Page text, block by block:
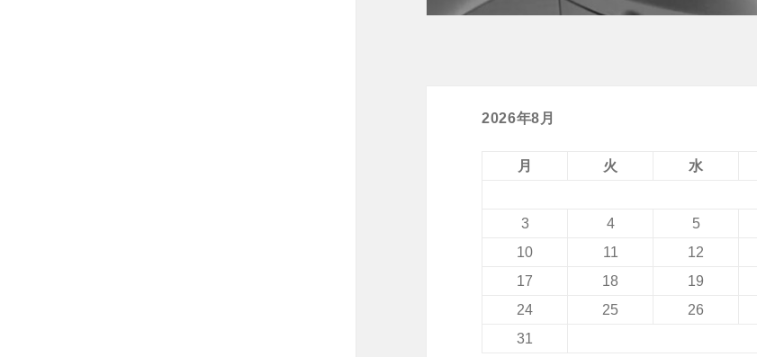
稿:
2026年8月
月 火 水
3
4 5
10
11 12
17
18 19
24
25 26
31